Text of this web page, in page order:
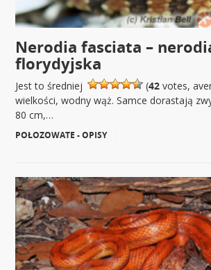
Nerodia fasciata –
florydyjska
(42votes,
Jest to średniej
wielkości, wodny wąż. Samce dorastają
80 cm,…
POŁOZOWATE - OPISY